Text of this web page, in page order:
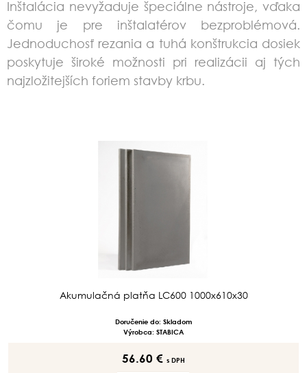
Inštalácia nevyžaduje špeciálne nástroje, vďaka
čomu je pre inštalatérov bezproblémová.
Jednoduchosť rezania a tuhá konštrukcia dosiek
poskytuje široké možnosti pri realizácii aj tých
najzložitejších foriem stavby krbu.
Akumulačná platňa LC600 1000x610x30
Doručenie do: Skladom
Výrobca: STABICA
56.60 € s DPH